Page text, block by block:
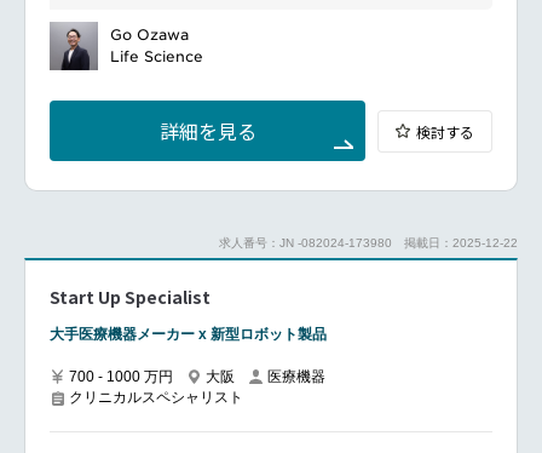
ます。
Strategic Marketing & ExecutionDevelop and own the
regional marketing strategy for Medical Devices and
appropriate.
Lead the planning and execution of product launches,
establishing milestones, KPIs, and stakeholder
accountability.
market and customer analysis across both domains to
threats.
portfolio development and market expansion.
Serve as the regional voice of customer and market
Go Ozawa
Life Science
詳細を見る 検討する
求人番号：JN -082024-173980 掲載日：2025-12-22
Start Up Specialist
大手医療機器メーカー x 新型ロボット製品
700 - 1000 万円 大阪
医療機器
クリニカルスペシャリスト